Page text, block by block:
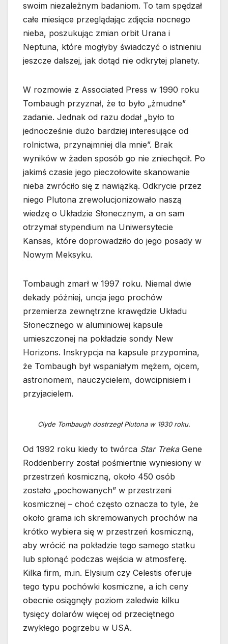
swoim niezależnym badaniom. To tam spędzał
całe miesiące przeglądając zdjęcia nocnego
nieba, poszukując zmian orbit Urana i
Neptuna, które mogłyby świadczyć o istnieniu
jeszcze dalszej, jak dotąd nie odkrytej planety.
W rozmowie z Associated Press w 1990 roku
Tombaugh przyznał, że to było „żmudne”
zadanie. Jednak od razu dodał „było to
jednocześnie dużo bardziej interesujące od
rolnictwa, przynajmniej dla mnie”. Brak
wyników w żaden sposób go nie zniechęcił. Po
jakimś czasie jego pieczołowite skanowanie
nieba zwróciło się z nawiązką. Odkrycie przez
niego Plutona zrewolucjonizowało naszą
wiedzę o Układzie Słonecznym, a on sam
otrzymał stypendium na Uniwersytecie
Kansas, które doprowadziło do jego posady w
Nowym Meksyku.
Tombaugh zmarł w 1997 roku. Niemal dwie
dekady później, uncja jego prochów
przemierza zewnętrzne krawędzie Układu
Słonecznego w aluminiowej kapsule
umieszczonej na pokładzie sondy New
Horizons. Inskrypcja na kapsule przypomina,
że Tombaugh był wspaniałym mężem, ojcem,
astronomem, nauczycielem, dowcipnisiem i
przyjacielem.
Clyde Tombaugh dostrzegł Plutona w 1930 roku.
Od 1992 roku kiedy to twórca Star TrekaGene
Roddenberry został pośmiertnie wyniesiony w
przestrzeń kosmiczną, około 450 osób
zostało „pochowanych” w przestrzeni
kosmicznej – choć często oznacza to tyle, że
około grama ich skremowanych prochów na
krótko wybiera się w przestrzeń kosmiczną,
aby wrócić na pokładzie tego samego statku
lub spłonąć podczas wejścia w atmosferę.
Kilka firm, m.in. Elysium czy Celestis oferuje
tego typu pochówki kosmiczne, a ich ceny
obecnie osiągnęły poziom zaledwie kilku
tysięcy dolarów więcej od przeciętnego
zwykłego pogrzebu w USA.